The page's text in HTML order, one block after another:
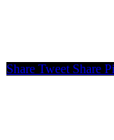
Share Tweet Share